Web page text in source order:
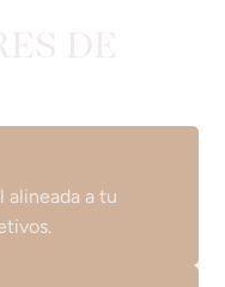
alineada a tu